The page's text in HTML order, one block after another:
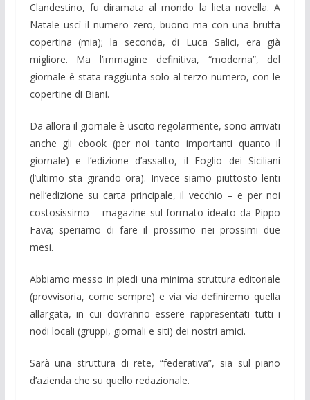
Clandestino, fu diramata al mondo la lieta novella. A
Natale uscì il numero zero, buono ma con una brutta
copertina (mia); la seconda, di Luca Salici, era già
migliore. Ma l’immagine definitiva, “moderna”, del
giornale è stata raggiunta solo al terzo numero, con le
copertine di Biani.
Da allora il giornale è uscito regolarmente, sono arrivati
anche gli ebook (per noi tanto importanti quanto il
giornale) e l’edizione d’assalto, il Foglio dei Siciliani
(l’ultimo sta girando ora). Invece siamo piuttosto lenti
nell’edizione su carta principale, il vecchio – e per noi
costosissimo – magazine sul formato ideato da Pippo
Fava; speriamo di fare il prossimo nei prossimi due
mesi.
Abbiamo messo in piedi una minima struttura editoriale
(provvisoria, come sempre) e via via definiremo quella
allargata, in cui dovranno essere rappresentati tutti i
nodi locali (gruppi, giornali e siti) dei nostri amici.
Sarà una struttura di rete, “federativa”, sia sul piano
d’azienda che su quello redazionale.